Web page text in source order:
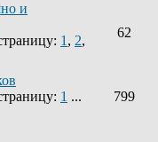
и
1 , 2,
62
1 ...
799